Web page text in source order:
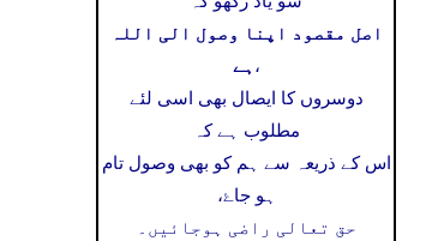
اصل مقصود اپنا وصول الی اللہ
ہے ،
دوسروں کا ایصال بھی اسی لئے
مطلوب ہے کہ
اس کے ذریعہ سے ہم کو بھی وصول تام
ہو جاۓ،
حق تعالی راضی ہوجائیں۔